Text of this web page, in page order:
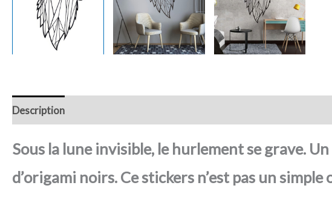
Description
Sous la lune invisible, le hurlement se grave.
d’origami noirs. Ce stickers n’est pas un